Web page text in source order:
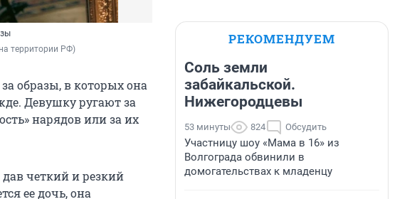
территории РФ)
образы, в которых она
Девушку ругают за
нарядов или за их
дав четкий и резкий
ее дочь, она
РЕКОМЕНДУЕМ
Соль земли
забайкальской.
Нижегородцевы
53 минуты 824 Обсудить
Участницу шоу «Мама в 16» из
Волгограда обвинили в
домогательствах к младенцу